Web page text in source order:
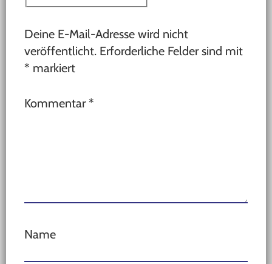
Deine E-Mail-Adresse wird nicht
veröffentlicht. Erforderliche Felder sind mit
* markiert
Kommentar*
Name